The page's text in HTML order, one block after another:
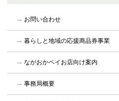
お問い合わせ
暮らしと地域の応援商品券事業
ながおかペイお店向け案内
事務局概要